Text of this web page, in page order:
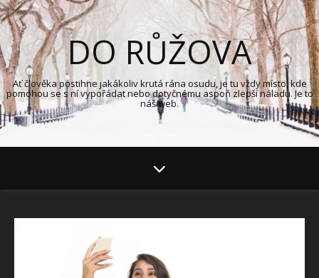
DO RŮŽOVA
Ať člověka postihne jakákoliv krutá rána osudu, je tu vždy místo, kde
pomohou se s ní vypořádat nebo dotyčnému aspoň zlepší náladu. Je to
náš web.